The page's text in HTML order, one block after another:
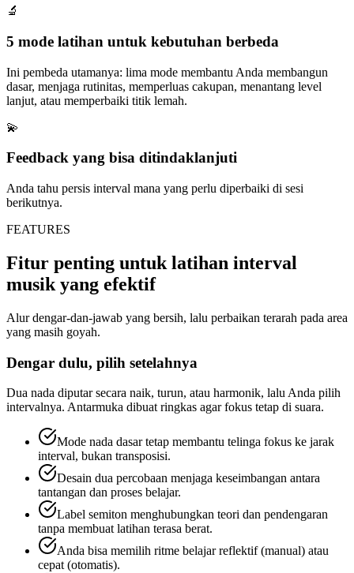
🔬
5 mode latihan untuk kebutuhan berbeda
Ini pembeda utamanya: lima mode membantu Anda membangun
dasar, menjaga rutinitas, memperluas cakupan, menantang level
lanjut, atau memperbaiki titik lemah.
💫
Feedback yang bisa ditindaklanjuti
Anda tahu persis interval mana yang perlu diperbaiki di sesi
berikutnya.
FEATURES
Fitur penting untuk latihan interval
musik yang efektif
Alur dengar-dan-jawab yang bersih, lalu perbaikan terarah pada area
yang masih goyah.
Dengar dulu, pilih setelahnya
Dua nada diputar secara naik, turun, atau harmonik, lalu Anda pilih
intervalnya. Antarmuka dibuat ringkas agar fokus tetap di suara.
Mode nada dasar tetap membantu telinga fokus ke jarak
interval, bukan transposisi.
Desain dua percobaan menjaga keseimbangan antara
tantangan dan proses belajar.
Label semiton menghubungkan teori dan pendengaran
tanpa membuat latihan terasa berat.
Anda bisa memilih ritme belajar reflektif (manual) atau
cepat (otomatis).